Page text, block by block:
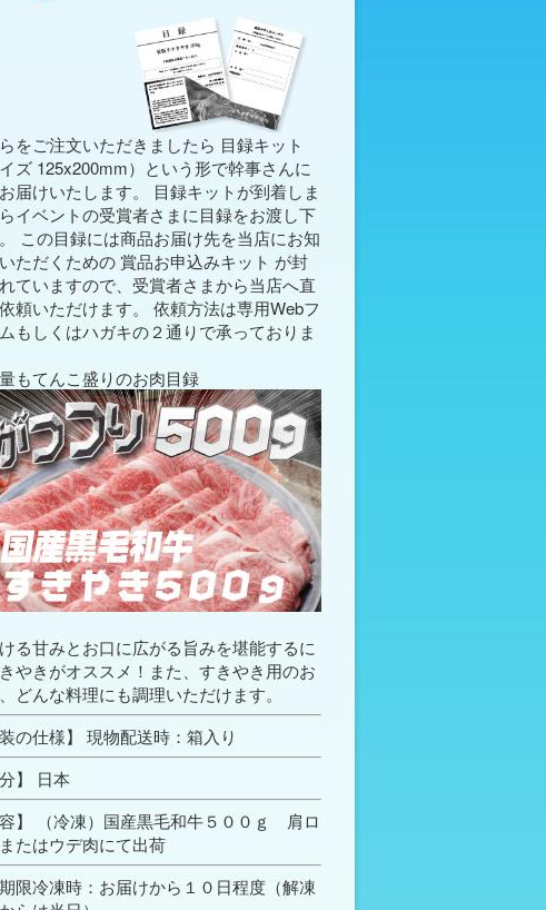
をご注文いただきましたら 目録キット
イズ 125x200mm）という形で幹事さんに
届けいたします。 目録キットが到着しま
イベントの受賞者さまに目録をお渡し下
この目録には商品お届け先を当店にお知
ただくための 賞品お申込みキット が封
ていますので、受賞者さまから当店へ直
頼いただけます。 依頼方法は専用Webフ
もしくはハガキの２通りで承っておりま
もてんこ盛りのお肉目録
る甘みとお口に広がる旨みを堪能するに
やきがオススメ！また、すきやき用のお
どんな料理にも調理いただけます。
装の仕様】 現物配送時：箱入り
分】 日本
容】 （冷凍）国産黒毛和牛５００ｇ 肩ロ
たはウデ肉にて出荷
限冷凍時：お届けから１０日程度（解凍